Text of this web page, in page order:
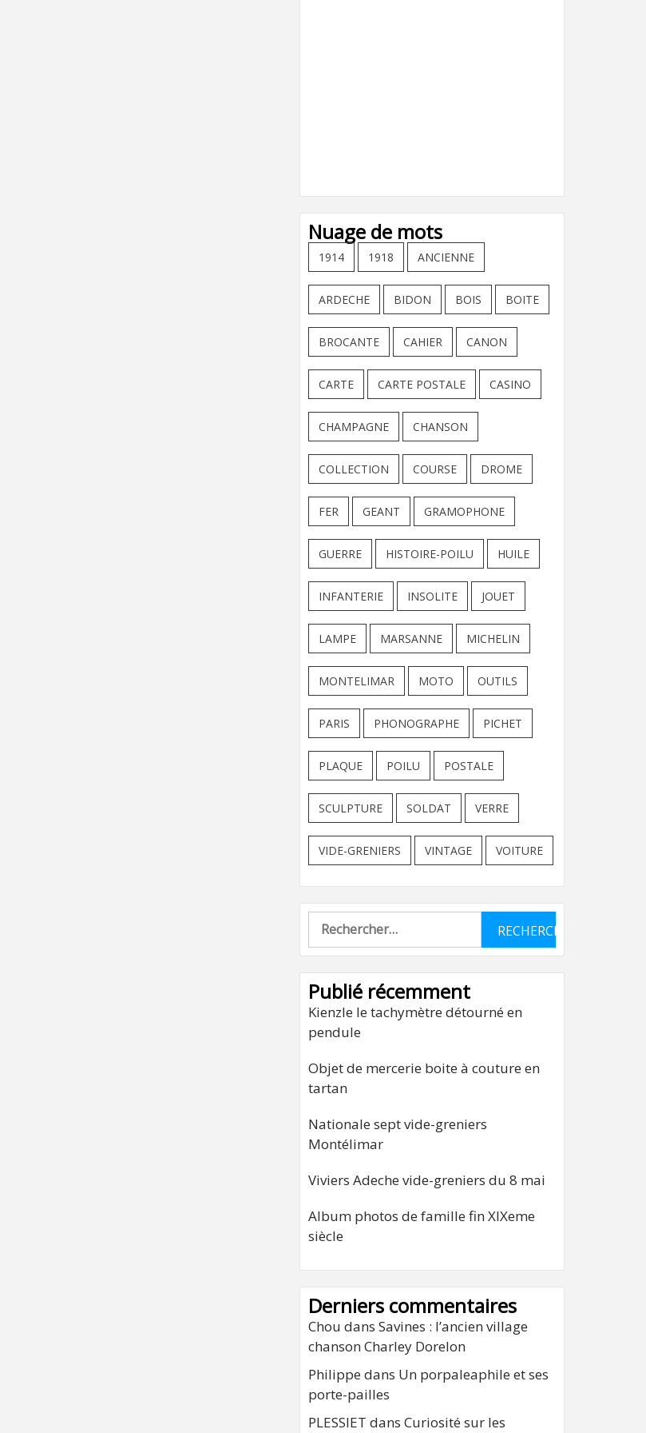
Nuage de mots
1914 1918 ANCIENNE
ARDECHE BIDON BOIS BOITE
BROCANTE CAHIER CANON
CARTE CARTE POSTALE CASINO
CHAMPAGNE CHANSON
COLLECTION COURSE DROME
FER GEANT GRAMOPHONE
GUERRE HISTOIRE-POILU HUILE
INFANTERIE INSOLITE JOUET
LAMPE MARSANNE MICHELIN
MONTELIMAR MOTO OUTILS
PARIS PHONOGRAPHE PICHET
PLAQUE POILU POSTALE
SCULPTURE SOLDAT VERRE
VIDE-GRENIERS VINTAGE VOITURE
Rechercher :
Publié récemment
Kienzle le tachymètre détourné en
pendule
Objet de mercerie boite à couture en
tartan
Nationale sept vide-greniers
Montélimar
Viviers Adeche vide-greniers du 8 mai
Album photos de famille fin XIXeme
siècle
Derniers commentaires
Chou dans Savines : l’ancien village
chanson Charley Dorelon
Philippe dans Un porpaleaphile et ses
porte-pailles
PLESSIET dans Curiosité sur les